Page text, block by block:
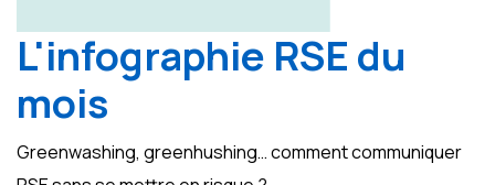
L'infographie RSE du
mois
Greenwashing, greenhushing… comment communiquer